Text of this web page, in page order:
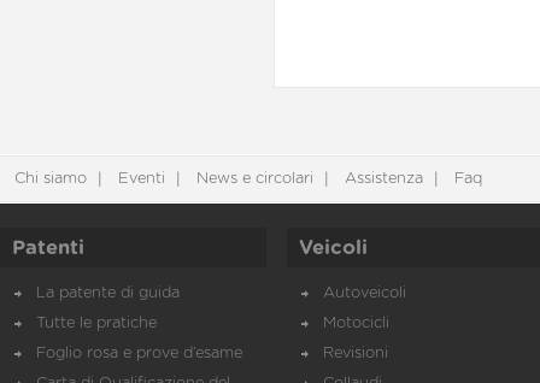
Chi siamo Eventi News e circolari Assistenza Faq
Patenti
La patente di guida
Tutte le pratiche
Foglio rosa e prove d’esame
Veicoli
Autoveicoli
Motocicli
Revisioni